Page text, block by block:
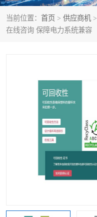
当前位置： 首页 > 供应商机 >
在线咨询 保障电力系统兼容
巴西认证